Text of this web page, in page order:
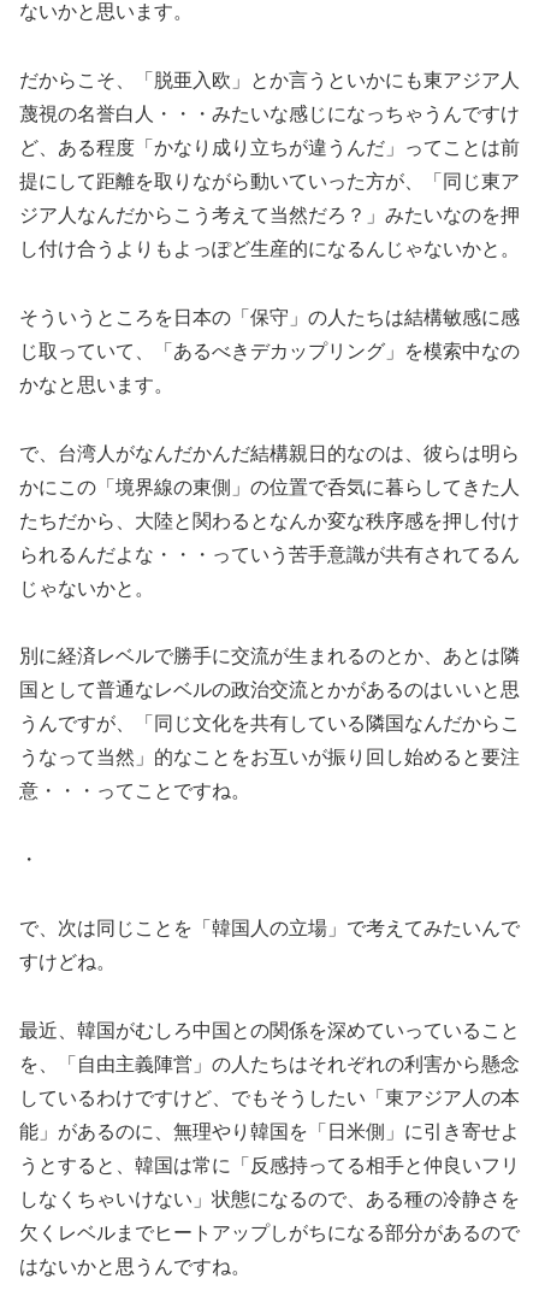
ないかと思います。
だからこそ、「脱亜入欧」とか言うといかにも東アジア人
蔑視の名誉白人・・・みたいな感じになっちゃうんですけ
ど、ある程度「かなり成り立ちが違うんだ」ってことは前
提にして距離を取りながら動いていった方が、「同じ東ア
ジア人なんだからこう考えて当然だろ？」みたいなのを押
し付け合うよりもよっぽど生産的になるんじゃないかと。
そういうところを日本の「保守」の人たちは結構敏感に感
じ取っていて、「あるべきデカップリング」を模索中なの
かなと思います。
で、台湾人がなんだかんだ結構親日的なのは、彼らは明ら
かにこの「境界線の東側」の位置で呑気に暮らしてきた人
たちだから、大陸と関わるとなんか変な秩序感を押し付け
られるんだよな・・・っていう苦手意識が共有されてるん
じゃないかと。
別に経済レベルで勝手に交流が生まれるのとか、あとは隣
国として普通なレベルの政治交流とかがあるのはいいと思
うんですが、「同じ文化を共有している隣国なんだからこ
うなって当然」的なことをお互いが振り回し始めると要注
意・・・ってことですね。
・
で、次は同じことを「韓国人の立場」で考えてみたいんで
すけどね。
最近、韓国がむしろ中国との関係を深めていっていること
を、「自由主義陣営」の人たちはそれぞれの利害から懸念
しているわけですけど、でもそうしたい「東アジア人の本
能」があるのに、無理やり韓国を「日米側」に引き寄せよ
うとすると、韓国は常に「反感持ってる相手と仲良いフリ
しなくちゃいけない」状態になるので、ある種の冷静さを
欠くレベルまでヒートアップしがちになる部分があるので
はないかと思うんですね。